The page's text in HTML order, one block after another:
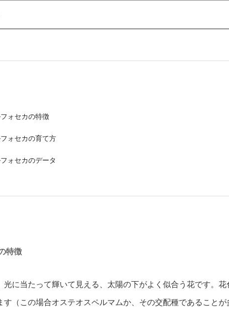
ォセカの特徴
ォセカの育て方
ォセカのデータ
特徴
光に当たって輝いて見える、太陽の下がよく似合う花です。
す（この場合オステオスペルマムか、その交配種であることが